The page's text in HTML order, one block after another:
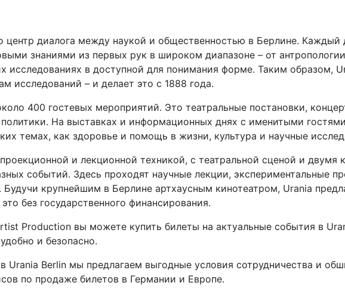
центр диалога между наукой и общественностью в Берлине. Каждый
знаниями из первых рук в широком диапазоне – от
исследованиях в доступной для понимания форме. Таким образом,
исследований – и делает это с 1888 года.
400 гостевых мероприятий. Это театральные постановки,
На выставках и информационных днях с именитыми
темах, как здоровье и помощь в жизни, культура и научные
и лекционной техникой, с театральной сценой и двумя
событий. Здесь проходят научные лекции, экспериментальные
Будучи крупнейшим в Берлине артхаусным кинотеатром, Urania
без государственного финансирования.
Production вы можете купить билеты на актуальные события в
и безопасно.
Urania Berlin мы предлагаем выгодные условия сотрудничества и
по продаже билетов в Германии и Европе.